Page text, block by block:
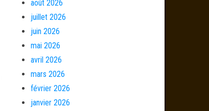
août 2026
juillet 2026
juin 2026
mai 2026
avril 2026
mars 2026
février 2026
janvier 2026